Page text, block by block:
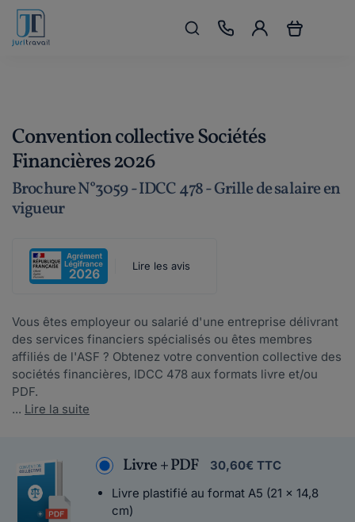
Convention collective Sociétés
Financières 2026
Brochure N°3059 - IDCC 478 - Grille de salaire en
vigueur
Lire les avis
Vous êtes employeur ou salarié d'une entreprise délivrant
des services financiers spécialisés ou êtes membres
affiliés de l'ASF ? Obtenez votre convention collective des
sociétés financières, IDCC 478 aux formats livre et/ou
PDF.
... Lire la suite
Livre + PDF
30,60€ TTC
Livre plastifié au format A5 (21 x 14,8
cm)